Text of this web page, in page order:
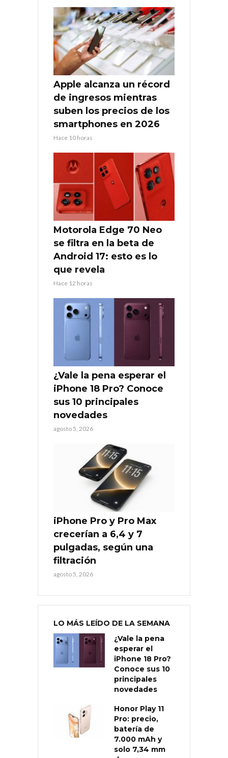
Apple alcanza un récord
de ingresos mientras
suben los precios de los
smartphones en 2026
Hace 10 horas
Motorola Edge 70 Neo
se filtra en la beta de
Android 17: esto es lo
que revela
Hace 12 horas
¿Vale la pena esperar el
iPhone 18 Pro? Conoce
sus 10 principales
novedades
agosto 5, 2026
iPhone Pro y Pro Max
crecerían a 6,4 y 7
pulgadas, según una
filtración
agosto 5, 2026
LO MÁS LEÍDO DE LA SEMANA
¿Vale la pena
esperar el
iPhone 18 Pro?
Conoce sus 10
principales
novedades
Honor Play 11
Pro: precio,
batería de
7.000 mAh y
solo 7,34 mm